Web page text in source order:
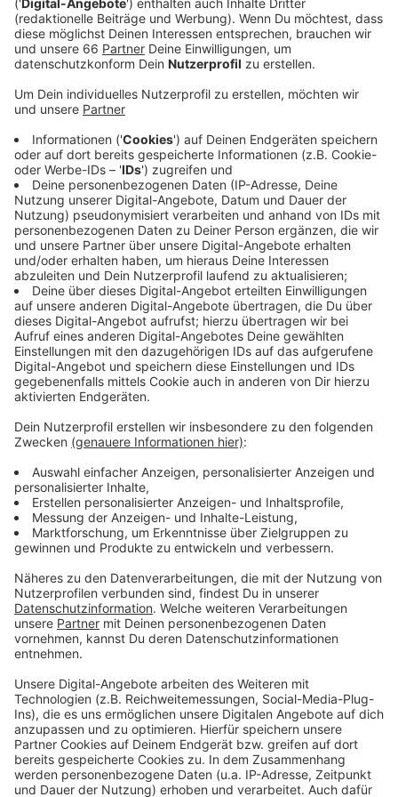
Anzeige
Der 31jährige Stürmer hatte für Kassel in 155 Partien
starke 154 Punkte gemacht, darunter 70 Tore.
Anzeige
Vertrag bis 2027
Anzeige
Der neue Cheftrainer der DEG, Rich Chernomaz,
bezeichnet Olsen als kraftvollen Stürmer, der
vorangehen kann und mutig ist. Olsen erhält in
Düsseldorf einen Vertrag bis 2027.
Anzeige
Anzeige
Die Tabelle der DEL 2:
Die Eishockey-WM 2027 in Düsseldorf:
Auch aktuell läuft eine Eishockey-WM:
Anzeige
Anzeige